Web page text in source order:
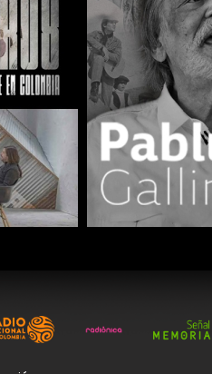
COMPARTIR